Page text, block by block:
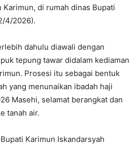
Karimun, di rumah dinas Bupati
4/2026).
dahulu diawali dengan
tepung tawar didalam kediaman
Prosesi itu sebagai bentuk
yang menunaikan ibadah haji
Masehi, selamat berangkat dan
tanah air.
Karimun Iskandarsyah